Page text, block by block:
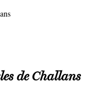
de Challans